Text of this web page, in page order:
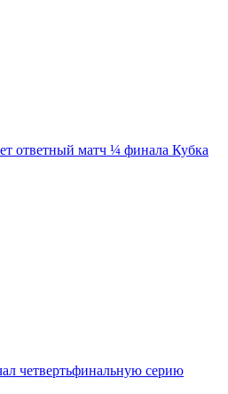
ответный матч ¼ финала Кубка
четвертьфинальную серию